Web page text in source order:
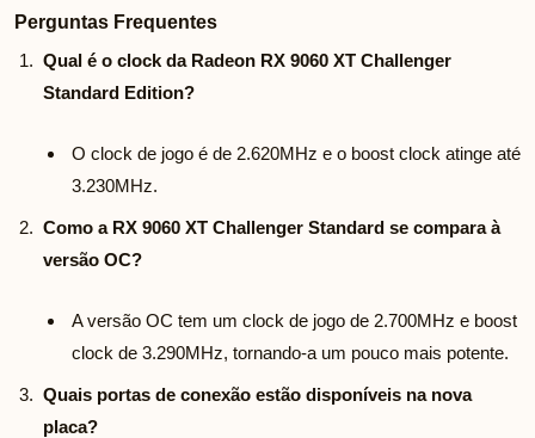
Perguntas Frequentes
Qual é o clock da Radeon RX 9060 XT Challenger
Standard Edition?
O clock de jogo é de 2.620MHz e o boost clock atinge até
3.230MHz.
Como a RX 9060 XT Challenger Standard se compara à
versão OC?
A versão OC tem um clock de jogo de 2.700MHz e boost
clock de 3.290MHz, tornando-a um pouco mais potente.
Quais portas de conexão estão disponíveis na nova
placa?